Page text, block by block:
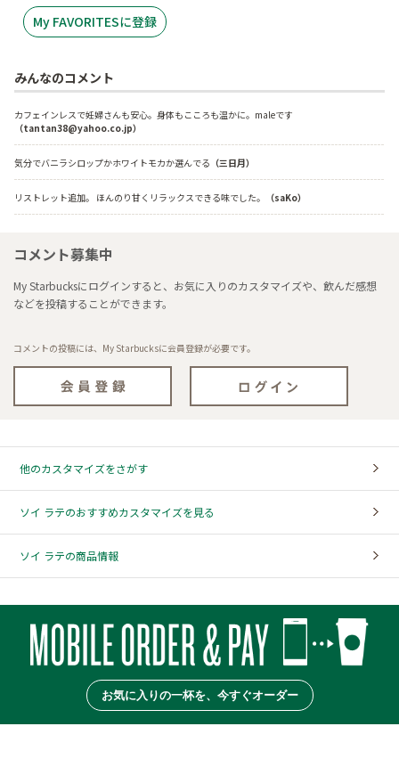
My FAVORITESに登録
みんなのコメント
カフェインレスで妊婦さんも安心。身体もこころも温かに。maleです
（tantan38@yahoo.co.jp）
気分でバニラシロップかホワイトモカか選んでる （三日月）
リストレット追加。 ほんのり甘くリラックスできる味でした。 （saKo）
コメント募集中
My Starbucksにログインすると、お気に入りのカスタマイズや、飲んだ感想
などを投稿することができます。
コメントの投稿には、My Starbucksに会員登録が必要です。
他のカスタマイズをさがす
ソイ ラテのおすすめカスタマイズを見る
ソイ ラテの商品情報
お気に入りの一杯を、今すぐオーダー